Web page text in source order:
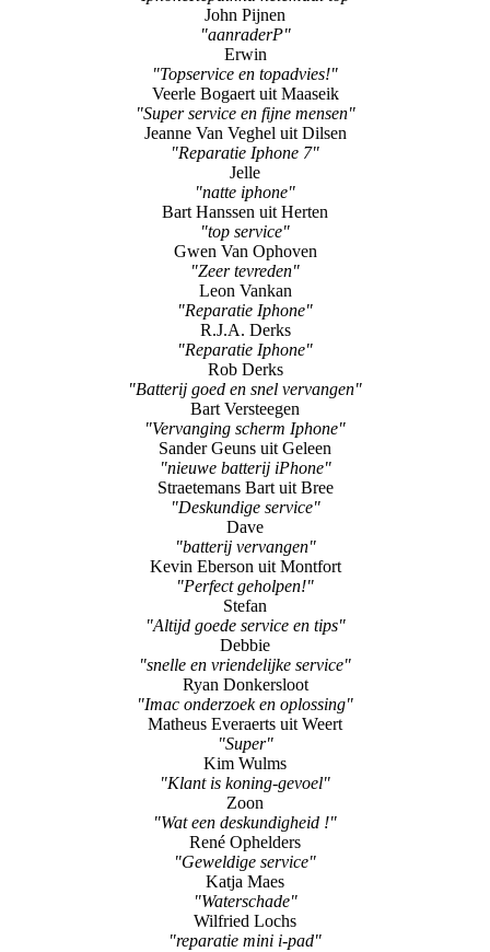
Weerstation-Parkstad.nl
"Rob van Bree"
Rob Van Bree
"IphoneRepair.nu helemaal top"
John Pijnen
"aanraderP"
Erwin
"Topservice en topadvies!"
Veerle Bogaert uit Maaseik
"Super service en fijne mensen"
Jeanne Van Veghel uit Dilsen
"Reparatie Iphone 7"
Jelle
"natte iphone"
Bart Hanssen uit Herten
"top service"
Gwen Van Ophoven
"Zeer tevreden"
Leon Vankan
"Reparatie Iphone"
R.J.A. Derks
"Reparatie Iphone"
Rob Derks
"Batterij goed en snel vervangen"
Bart Versteegen
"Vervanging scherm Iphone"
Sander Geuns uit Geleen
"nieuwe batterij iPhone"
Straetemans Bart uit Bree
"Deskundige service"
Dave
"batterij vervangen"
Kevin Eberson uit Montfort
"Perfect geholpen!"
Stefan
"Altijd goede service en tips"
Debbie
"snelle en vriendelijke service"
Ryan Donkersloot
"Imac onderzoek en oplossing"
Matheus Everaerts uit Weert
"Super"
Kim Wulms
"Klant is koning-gevoel"
Zoon
"Wat een deskundigheid !"
René Ophelders
"Geweldige service"